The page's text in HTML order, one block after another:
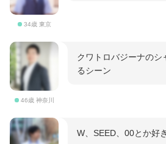
34歳 東京
46歳 神奈川
クワトロバジーナのシ
るシーン
W、SEED、00とか好